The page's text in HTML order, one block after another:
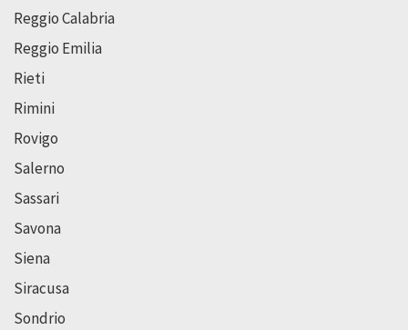
Reggio Calabria
Reggio Emilia
Rieti
Rimini
Rovigo
Salerno
Sassari
Savona
Siena
Siracusa
Sondrio